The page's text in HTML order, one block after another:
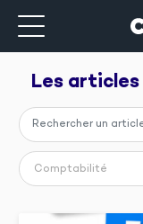
Les articles
Comptabilité